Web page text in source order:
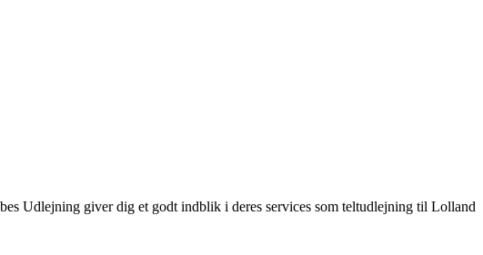
Udlejning giver dig et godt indblik i deres services som teltudlejning til Lolland